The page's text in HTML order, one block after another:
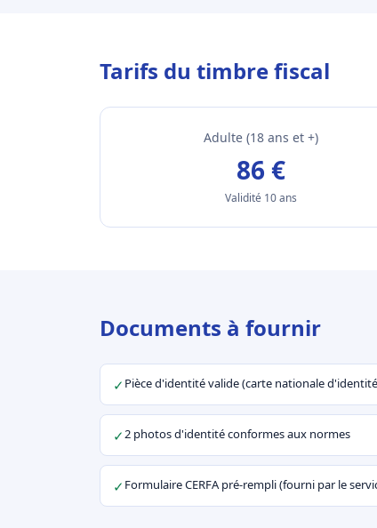
Tarifs du timbre fiscal
Adulte (18 ans et +)
86 €
Validité 10 ans
Documents à fournir
✓ Pièce d'identité valide (carte nationale
✓2 photos d'identité conformes aux normes
✓ Formulaire CERFA pré-rempli (fourni par le